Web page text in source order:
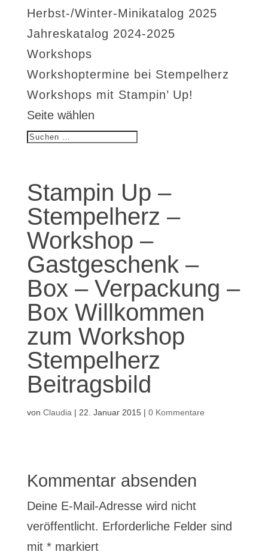
Herbst-/Winter-Minikatalog 2025
Jahreskatalog 2024-2025
Workshops
Workshoptermine bei Stempelherz
Workshops mit Stampin’ Up!
Seite wählen
Stampin Up –
Stempelherz –
Workshop –
Gastgeschenk –
Box – Verpackung –
Box Willkommen
zum Workshop
Stempelherz
Beitragsbild
von Claudia | 22. Januar 2015| 0 Kommentare
Kommentar absenden
Deine E-Mail-Adresse wird nicht
veröffentlicht. Erforderliche Felder sind
mit *markiert